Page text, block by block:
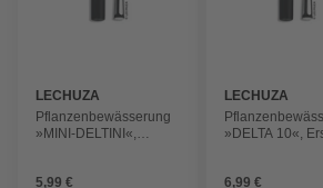
LECHUZA
Pflanzenbewässerung
»MINI-DELTINI«,
5,99 €
LECHUZA
»DELTA 10«,
6,99 €